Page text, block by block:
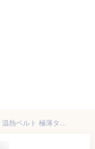
【楽天マラソン 5%offクーポン】 ＼楽天1位／ 生理痛 温熱ベルト 極薄タイプ 腹巻き メンズ レディース 女性 ホットベルト ダイエットベルト 寒気 子宮温活 防寒 腰保護 冷え性対策 お腹回り エクササイズ ウェスト ウォーマー ピンク グレー グッズ